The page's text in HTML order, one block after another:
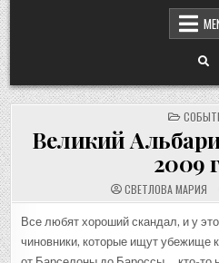
POSTED
IN
Великий
2009
СВЕТЛОВА МАРИЯ
Все любят хороший скандал, и у
чиновники, которые ищут убежище